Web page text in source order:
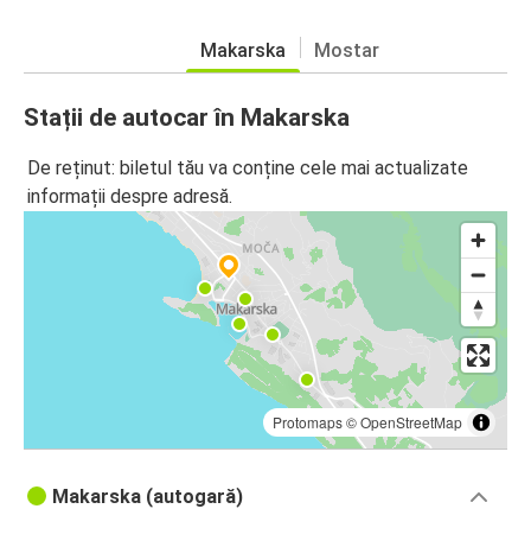
Makarska Mostar
Stații de autocar în Makarska
De reținut: biletul tău va conține cele mai actualizate
informații despre adresă.
Protomaps©OpenStreetMap
Makarska (autogară)